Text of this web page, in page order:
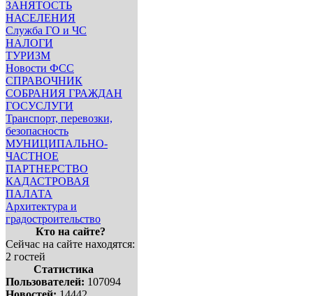
ЗАНЯТОСТЬ
НАСЕЛЕНИЯ
Служба ГО и ЧС
НАЛОГИ
ТУРИЗМ
Новости ФСС
СПРАВОЧНИК
СОБРАНИЯ ГРАЖДАН
ГОСУСЛУГИ
Транспорт, перевозки,
безопасность
МУНИЦИПАЛЬНО-
ЧАСТНОЕ
ПАРТНЕРСТВО
КАДАСТРОВАЯ
ПАЛАТА
Архитектура и
градостроительство
Кто на сайте?
Сейчас на сайте находятся:
2 гостей
Статистика
Пользователей: 107094